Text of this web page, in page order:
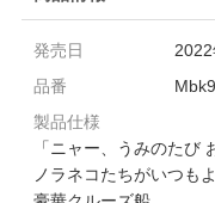
発売日
品番
製品仕様
「ニャー、うみのたび
ノラネコたちがいつも